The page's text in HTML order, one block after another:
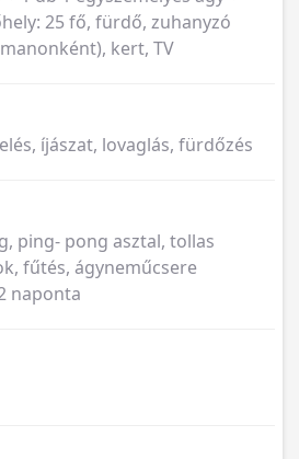
25 fő, fürdő, zuhanyzó
kert, TV
íjászat, lovaglás, fürdőzés
ping- pong asztal, tollas
fűtés, ágyneműcsere
naponta